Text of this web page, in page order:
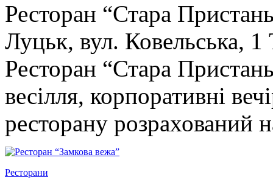
Ресторан “Стара
Луцьк, вул. Ковельська,
Ресторан “Стара
весілля, корпоративні
ресторану
Ресторани